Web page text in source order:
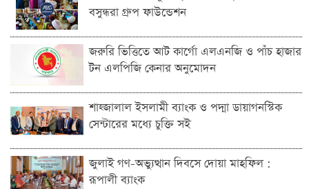
বসুন্ধরা গ্রুপ ফাউন্ডেশন
জরুরি ভিত্তিতে আট কার্গো এলএনজি ও পাঁচ হাজার
টন এলপিজি কেনার অনুমোদন
শাহ্জালাল ইসলামী ব্যাংক ও পদ্মা ডায়াগনস্টিক
সেন্টারের মধ্যে চুক্তি সই
জুলাই গণ-অভ্যুত্থান দিবসে দোয়া মাহফিল :
রূপালী ব্যাংক